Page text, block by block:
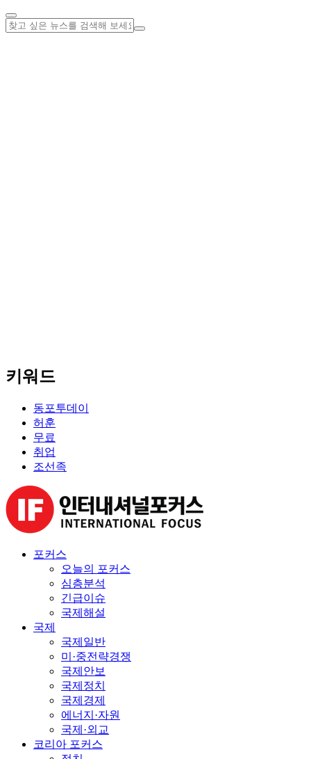
키워드
동포투데이
허훈
무료
취업
조선족
포커스
오늘의 포커스
심층분석
긴급이슈
국제해설
국제
국제일반
미·중전략경쟁
국제안보
국제정치
국제경제
에너지·자원
국제·외교
코리아 포커스